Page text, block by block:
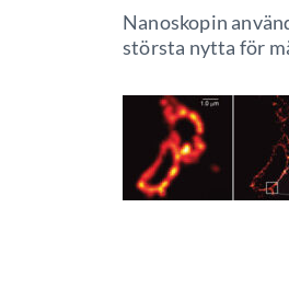
Nanoskopin
största nytta för